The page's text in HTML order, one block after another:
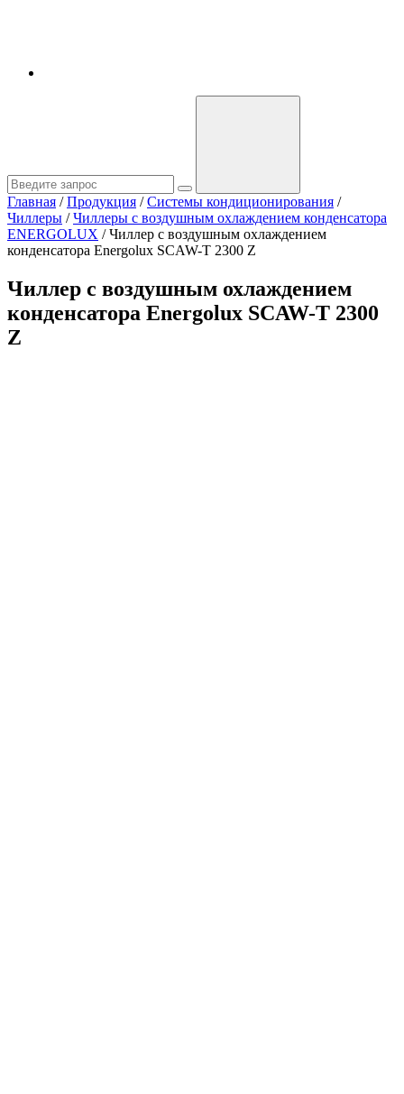
Главная / Продукция / Системы кондиционирования /
Чиллеры / Чиллеры с воздушным охлаждением конденсатора
ENERGOLUX /Чиллер с воздушным охлаждением
конденсатора Energolux SCAW-T 2300 Z
Чиллер с воздушным охлаждением
конденсатора Energolux SCAW-T 2300
Z